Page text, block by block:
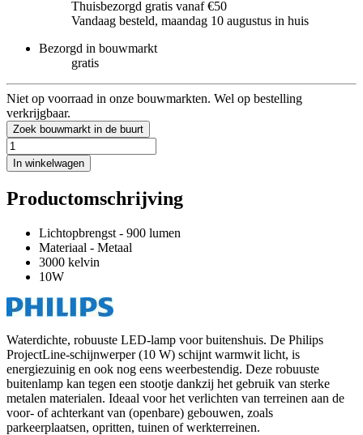
Thuisbezorgd gratis vanaf €50
Vandaag besteld, maandag 10 augustus in huis
Bezorgd in bouwmarkt
gratis
Niet op voorraad in onze bouwmarkten. Wel op bestelling
verkrijgbaar.
Zoek bouwmarkt in de buurt
In winkelwagen
Productomschrijving
Lichtopbrengst - 900 lumen
Materiaal - Metaal
3000 kelvin
10W
Waterdichte, robuuste LED-lamp voor buitenshuis. De Philips
ProjectLine-schijnwerper (10 W) schijnt warmwit licht, is
energiezuinig en ook nog eens weerbestendig. Deze robuuste
buitenlamp kan tegen een stootje dankzij het gebruik van sterke
metalen materialen. Ideaal voor het verlichten van terreinen aan de
voor- of achterkant van (openbare) gebouwen, zoals
parkeerplaatsen, opritten, tuinen of werkterreinen.